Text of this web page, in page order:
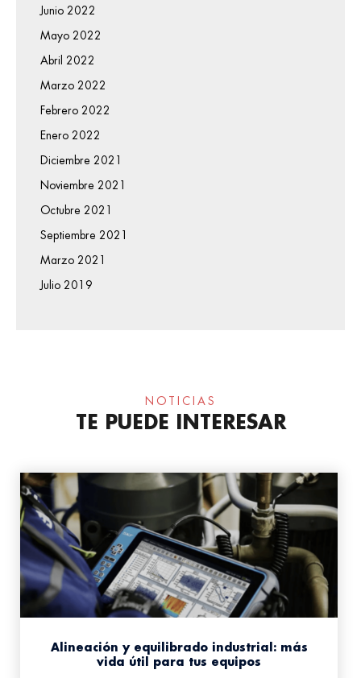
Junio 2022
Mayo 2022
Abril 2022
Marzo 2022
Febrero 2022
Enero 2022
Diciembre 2021
Noviembre 2021
Octubre 2021
Septiembre 2021
Marzo 2021
Julio 2019
NOTICIAS
TE PUEDE INTERESAR
Alineación y equilibrado industrial: más
vida útil para tus equipos